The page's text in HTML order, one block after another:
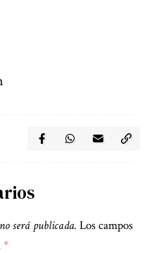
será publicada. Los campos
*